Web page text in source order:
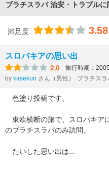
ブラチスラバ 治安・トラブルに
満足度 3.58
スロバキアの思い出
2.0 旅行時期：
by kasekun さん（男性） ブラチス
色塗り投稿です。
東欧横断の旅で、スロバキア
のブラチスラバのみ訪問。
たいした思い出は